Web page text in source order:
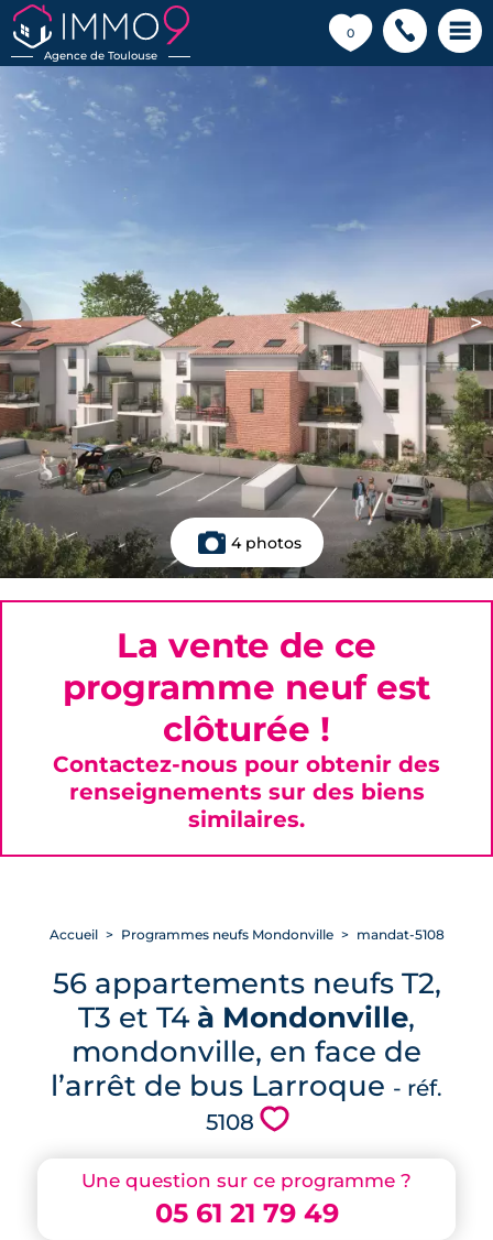
Agence de Toulouse
0
💗
< >
4 photos
Une question sur ce programme ?
05 61 21 79 49
Accueil Programmes neufs Mondonville mandat-5108
56 appartements neufs T2,
T3 et T4 à Mondonville,
mondonville, en face de
l’arrêt de bus Larroque - réf.
5108 💗
La vente de ce
programme neuf est
clôturée !
Contactez-nous pour obtenir des
renseignements sur des biens
similaires.